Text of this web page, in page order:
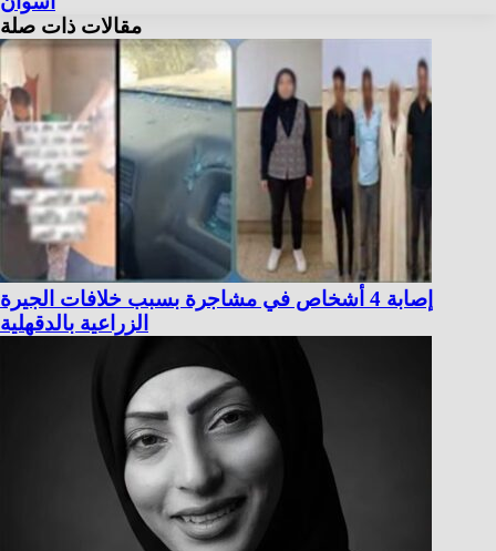
مقالات ذات صلة
إصابة 4 أشخاص في مشاجرة بسبب خلافات الجيرة
الزراعية بالدقهلية